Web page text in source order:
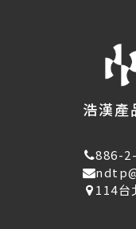
浩漢產
886-
114台